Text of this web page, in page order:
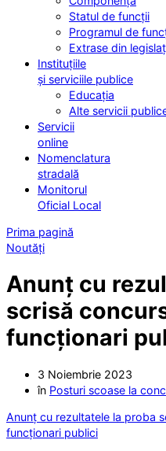
Statul de funcții
Programul de
Extrase din
Instituțiile
și serviciile publice
Educația
Alte servicii
Servicii
online
Nomenclatura
stradală
Monitorul
Oficial Local
Prima pagină
Noutăți
Anunț cu
scrisă
funcționari
3 Noiembrie 2023
în Posturi scoase la
Anunț cu rezultatele la proba
funcționari publici